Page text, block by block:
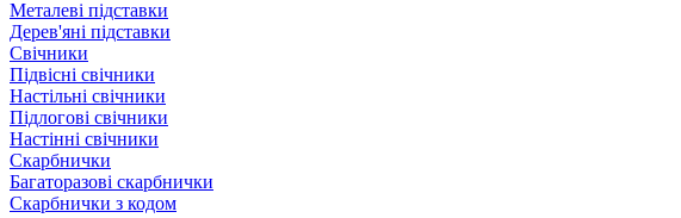
Металеві підставки
Дерев'яні підставки
Свічники
Підвісні свічники
Настільні свічники
Підлогові свічники
Настінні свічники
Скарбнички
Багаторазові скарбнички
Скарбнички з кодом